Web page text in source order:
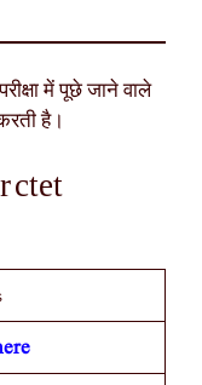
में पूछे जाने वाले
है।
ctet